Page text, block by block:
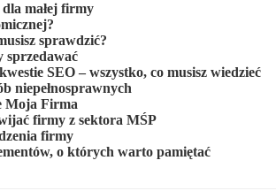
małej firmy
sprawdzić?
sprzedawać
SEO – wszystko, co musisz wiedzieć
niepełnosprawnych
Moja Firma
firmy z sektora MŚP
firmy
o których warto pamiętać